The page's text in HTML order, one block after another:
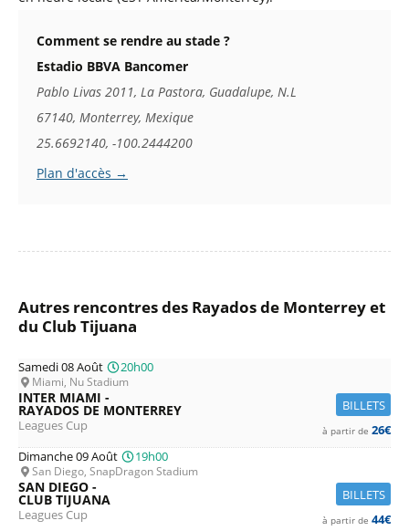
Comment se rendre au stade ?
Estadio BBVA Bancomer
Pablo Livas 2011, La Pastora, Guadalupe, N.L
67140, Monterrey, Mexique
25.6692140, -100.2444200
Plan d'accès →
Autres rencontres des Rayados de Monterrey et
du Club Tijuana
Samedi 08 Août 20h00
Miami, Nu Stadium
BILLETS
INTER MIAMI -
RAYADOS DE MONTERREY
Leagues Cup à partir de 26€
Dimanche 09 Août
19h00
San Diego, SnapDragon Stadium
BILLETS
SAN DIEGO -
CLUB TIJUANA
Leagues Cup à partir de 44€